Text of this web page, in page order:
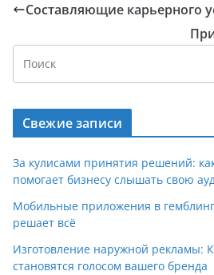
Составляющие карьерного
Свежие записи
За кулисами принятия решений:
помогает бизнесу слышать свою
Мобильные приложения в
решает всё
Изготовление наружной рекламы:
становятся голосом вашего бренда